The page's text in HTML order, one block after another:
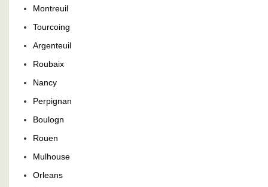
Montreuil
Tourcoing
Argenteuil
Roubaix
Nancy
Perpignan
Boulogn
Rouen
Mulhouse
Orleans